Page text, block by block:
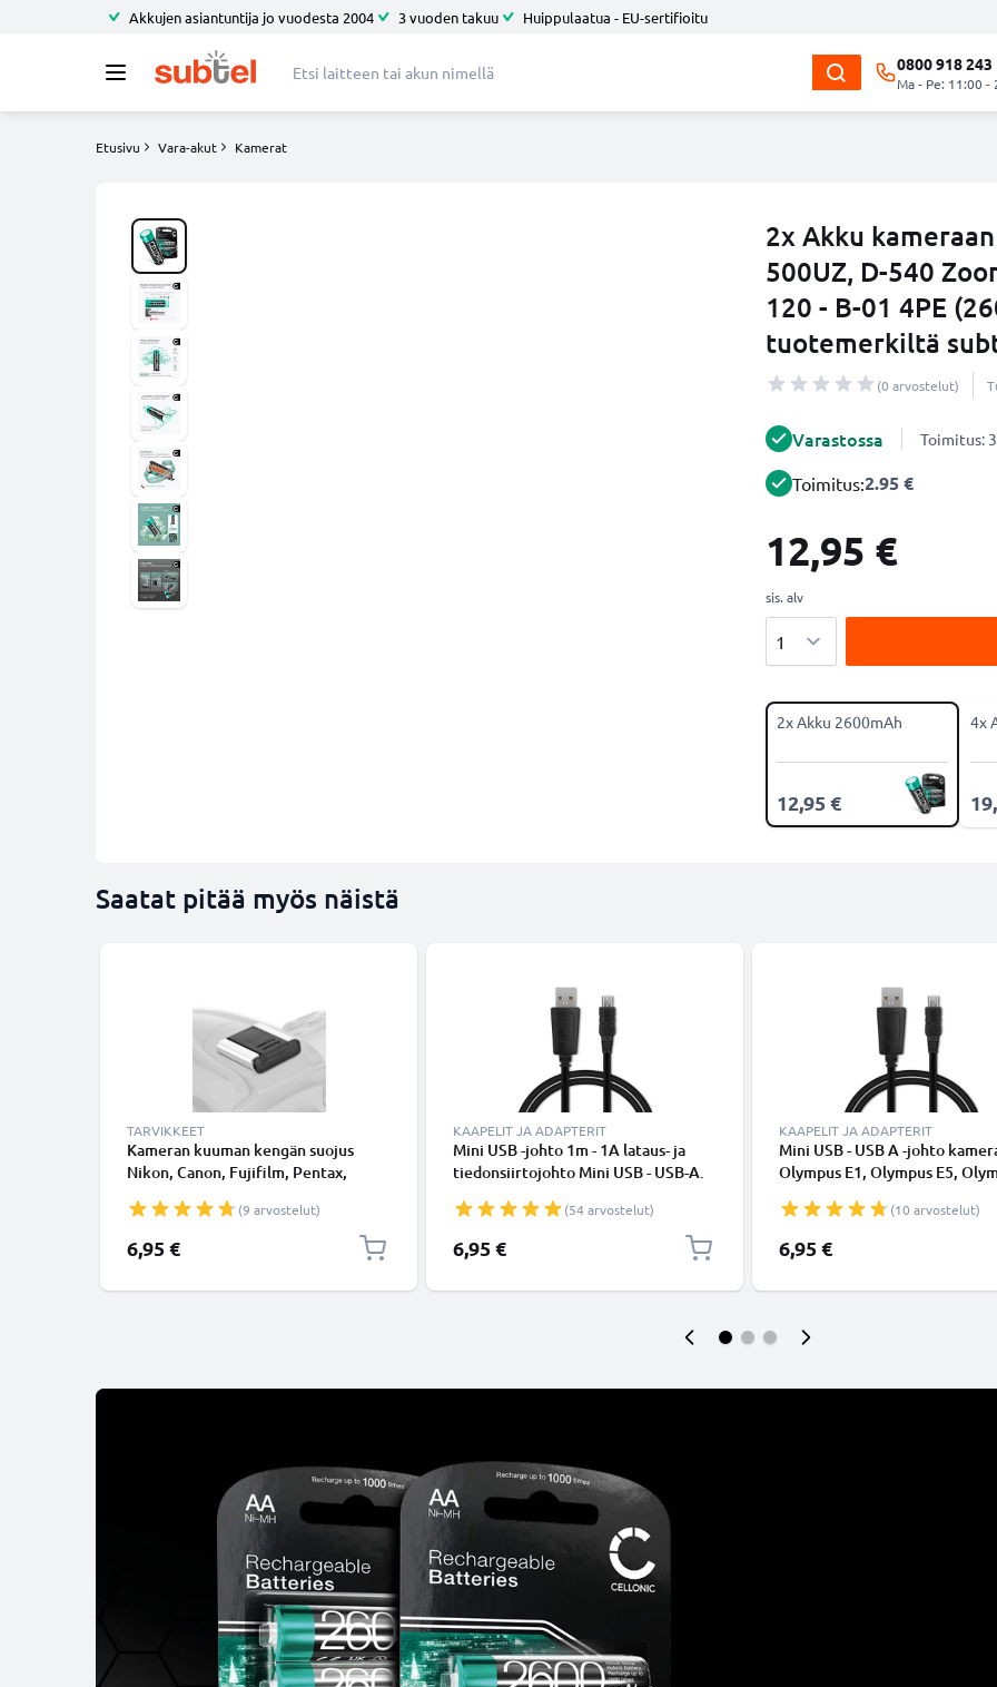
Akkujen asiantuntija jo vuodesta 2004 3 vuoden takuu Huippulaatua - EU-sertifioitu
0800 918 243
Ma - Pe: 11:00 -
Etusivu Vara-akut Kamerat
2x Akku
500UZ, D-540
120 - B-01 4PE
tuotemerkiltä
(0 arvostelut)
Varastossa Toimitus:
Toimitus:2.95 €
12,95 €
sis. alv
2x Akku 2600mAh
12,95 €
4x
Saatat pitää myös näistä
TARVIKKEET
Kameran kuuman kengän suojus
Nikon, Canon, Fujifilm, Pentax,
CELLONIC
(9 arvostelut)
6,95 €
KAAPELIT JA ADAPTERIT
Mini USB -johto 1m - 1A lataus- ja
tiedonsiirtojohto Mini USB - USB-A.
(54 arvostelut)
6,95 €
KAAPELIT JA ADAPTERIT
Mini USB - USB A -johto
Olympus E1, Olympus E5,
Olympus X775, D540 - Musta
nopea 1A, PVC-kamerajohto CB-
USB4, tuotemerkiltä CELLONIC
(10 arvostelut)
6,95 €